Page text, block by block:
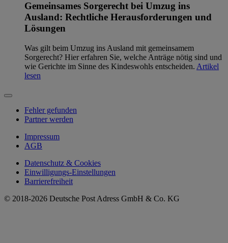
Gemeinsames Sorgerecht bei Umzug ins
Ausland: Rechtliche Herausforderungen und
Lösungen
Was gilt beim Umzug ins Ausland mit gemeinsamem
Sorgerecht? Hier erfahren Sie, welche Anträge nötig sind und
wie Gerichte im Sinne des Kindeswohls entscheiden. Artikel
lesen
Fehler gefunden
Partner werden
Impressum
AGB
Datenschutz & Cookies
Einwilligungs-Einstellungen
Barrierefreiheit
© 2018-2026 Deutsche Post Adress GmbH & Co. KG